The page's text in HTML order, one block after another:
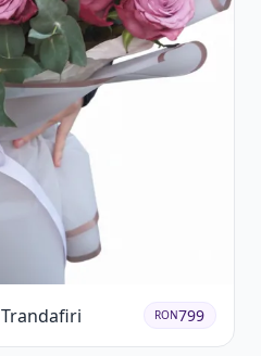
RON799